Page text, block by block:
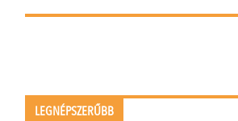
LEGNÉPSZERŰBB